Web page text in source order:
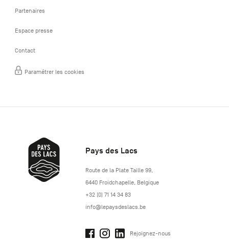
Partenaires
Espace presse
Contact
Paramétrer les cookies
Pays des Lacs
http://www.lepaysdeslacs.be/
Route de la Plate Taille 99,
6440 Froidchapelle, Belgique
+32 (0) 71 14 34 83
info@lepaysdeslacs.be
Rejoignez-nous